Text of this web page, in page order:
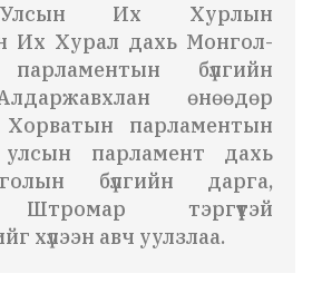
Их Хурлын
Их Хурал дахь Монгол-
бүлгийн
өнөөдөр
Хорватын парламентын
улсын парламент дахь
бүлгийн дарга,
тэргүүтэй
хүлээн авч уулзлаа.